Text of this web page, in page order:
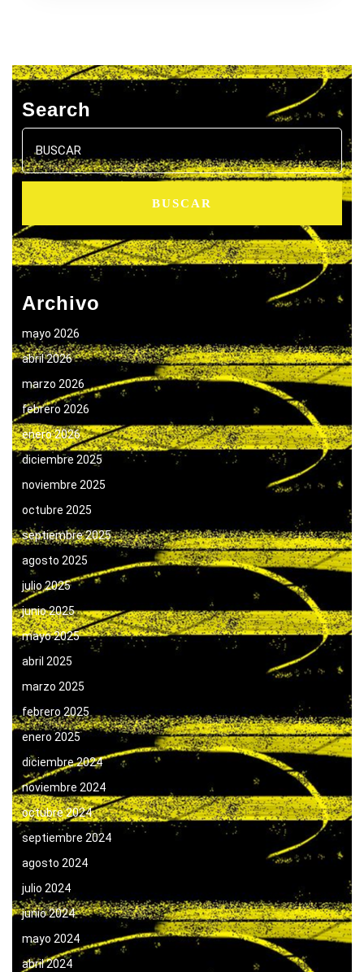
Search
Buscar:
Archivo
mayo 2026
abril 2026
marzo 2026
febrero 2026
enero 2026
diciembre 2025
noviembre 2025
octubre 2025
septiembre 2025
agosto 2025
julio 2025
junio 2025
mayo 2025
abril 2025
marzo 2025
febrero 2025
enero 2025
diciembre 2024
noviembre 2024
octubre 2024
septiembre 2024
agosto 2024
julio 2024
junio 2024
mayo 2024
abril 2024